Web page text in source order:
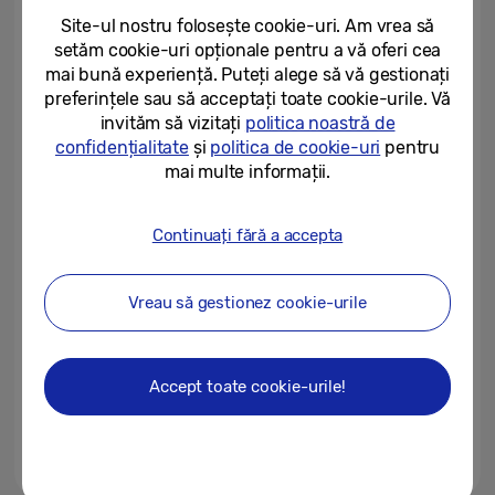
22/07/2022
Samsung prezintă This is (a
waste of time) Awesome Expo –
un proiect pentru generația Z...
Samsung prezintă 22 Epic
Nights – un album de muzică
dedicat generației Z
04/04/2022
Make Nights Epic cu Galaxy
S22: un eveniment online
Site-ul nostru folosește cookie-uri. Am vrea să
setăm cookie-uri opționale pentru a vă oferi cea
mai bună experiență. Puteți alege să vă gestionați
preferințele sau să acceptați toate cookie-urile. Vă
invităm să vizitați politica noastră de
confidențialitateși politica de cookie-uri pentru
mai multe informații.
Continuați fără a accepta
Vreau să gestionez cookie-urile
Accept toate cookie-urile!